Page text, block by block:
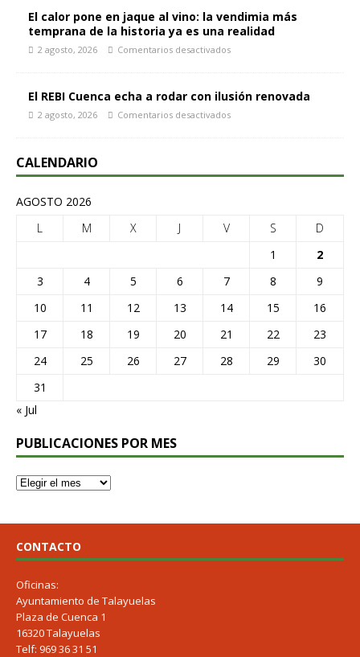
El calor pone en jaque al vino: la vendimia más
temprana de la historia ya es una realidad
2 agosto, 2026 Comentarios desactivados
El REBI Cuenca echa a rodar con ilusión renovada
2 agosto, 2026 Comentarios desactivados
CALENDARIO
AGOSTO 2026
L
M X J V S
D
1
2
3
4 5 6 7 8
9
10
11 12 13 14 15
16
17
18 19 20 21 22
23
24
25 26 27 28 29
30
31
« Jul
PUBLICACIONES POR MES
CONTACTO
Oficinas:
Ayuntamiento de Talayuelas
Plaza de Cuenca 1
16320 Talayuelas
Telf: 969 36 31 51